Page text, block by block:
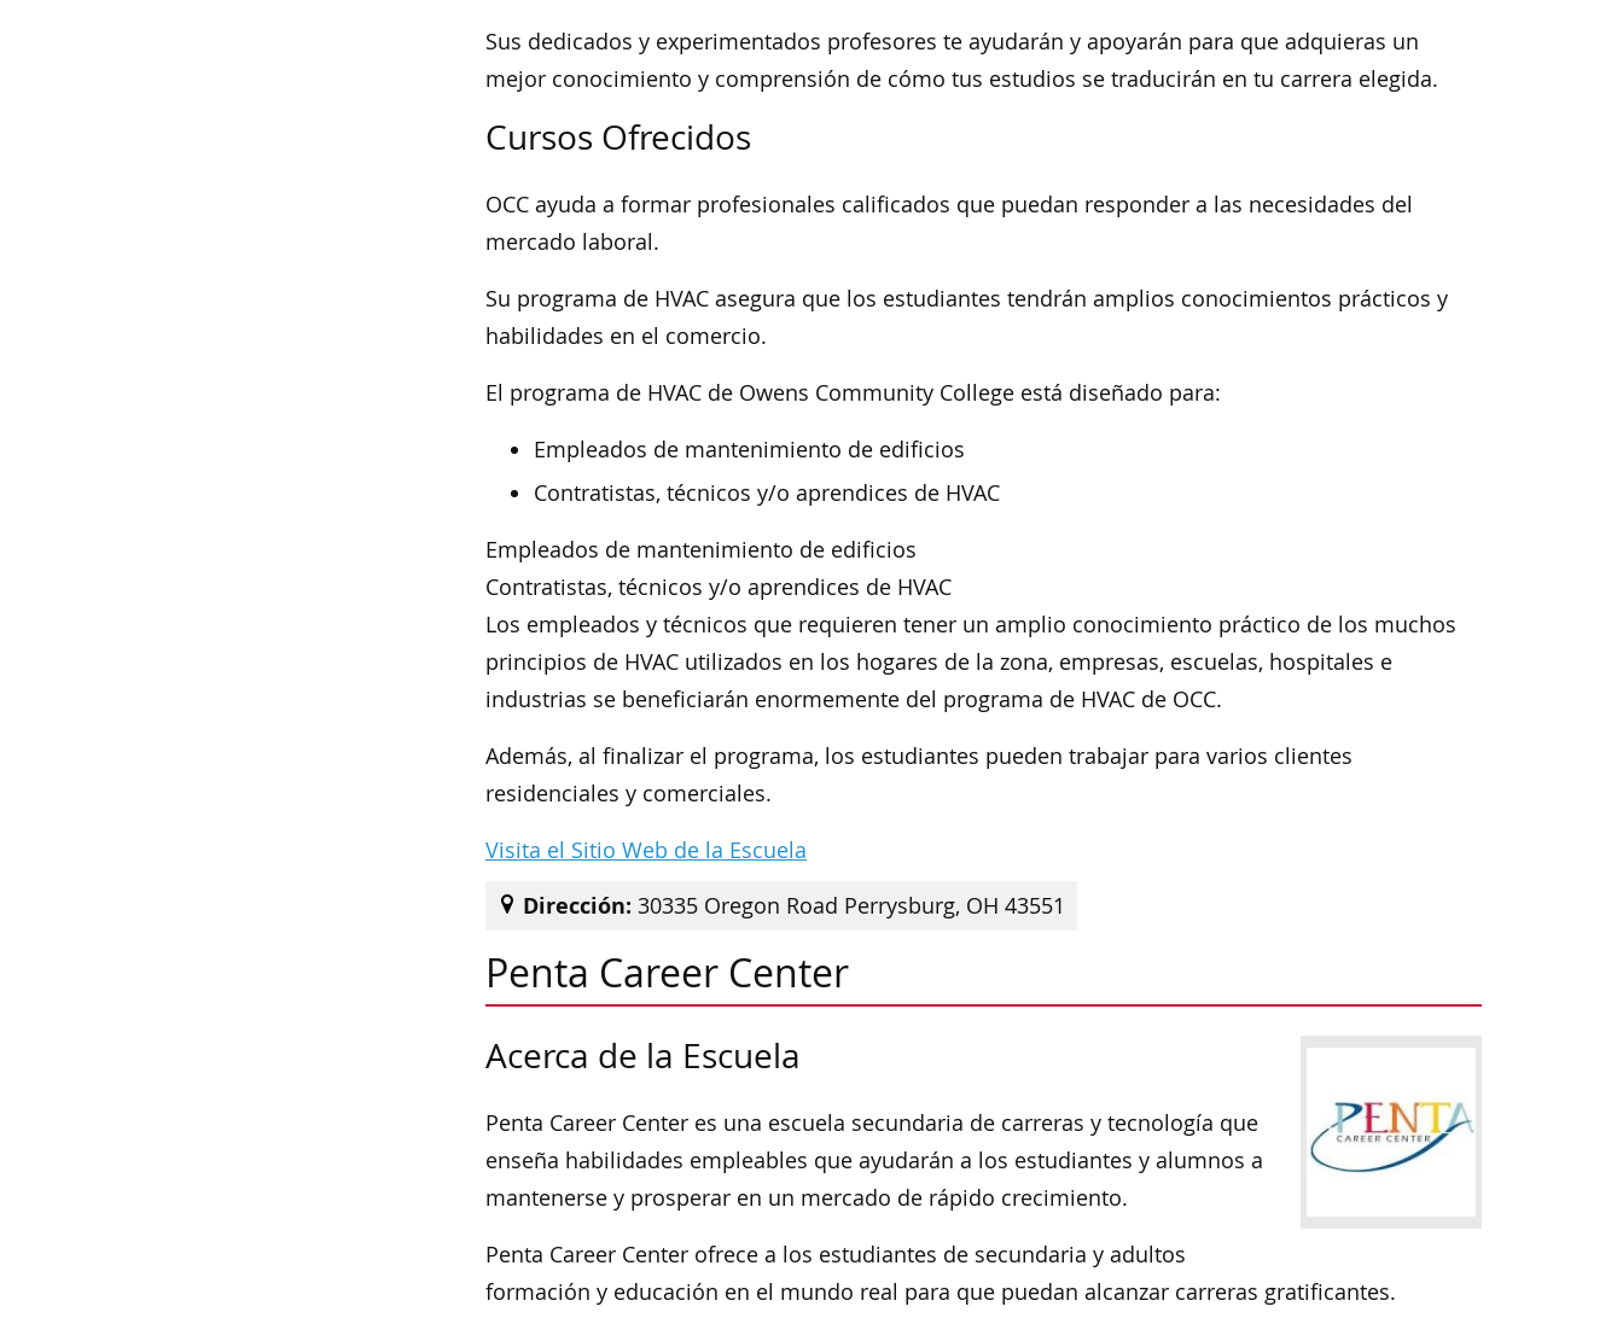
Sus dedicados y experimentados profesores te ayudarán y apoyarán para que adquieras un
mejor conocimiento y comprensión de cómo tus estudios se traducirán en tu carrera elegida.
Cursos Ofrecidos
OCC ayuda a formar profesionales calificados que puedan responder a las necesidades del
mercado laboral.
Su programa de HVAC asegura que los estudiantes tendrán amplios conocimientos prácticos y
habilidades en el comercio.
El programa de HVAC de Owens Community College está diseñado para:
Empleados de mantenimiento de edificios
Contratistas, técnicos y/o aprendices de HVAC
Empleados de mantenimiento de edificios
Contratistas, técnicos y/o aprendices de HVAC
Los empleados y técnicos que requieren tener un amplio conocimiento práctico de los muchos
principios de HVAC utilizados en los hogares de la zona, empresas, escuelas, hospitales e
industrias se beneficiarán enormemente del programa de HVAC de OCC.
Además, al finalizar el programa, los estudiantes pueden trabajar para varios clientes
residenciales y comerciales.
Visita el Sitio Web de la Escuela
Dirección: 30335 Oregon Road Perrysburg, OH 43551
Penta Career Center
Acerca de la Escuela
Penta Career Center es una escuela secundaria de carreras y tecnología que
enseña habilidades empleables que ayudarán a los estudiantes y alumnos a
mantenerse y prosperar en un mercado de rápido crecimiento.
Penta Career Center ofrece a los estudiantes de secundaria y adultos
formación y educación en el mundo real para que puedan alcanzar carreras gratificantes.